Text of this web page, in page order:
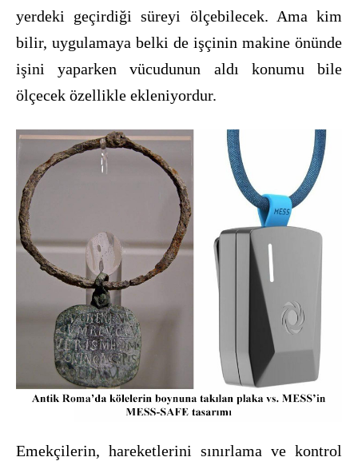
yerdeki geçirdiği süreyi ölçebilecek. Ama kim
bilir, uygulamaya belki de işçinin makine önünde
işini yaparken vücudunun aldı konumu bile
ölçecek özellikle ekleniyordur.
Emekçilerin, hareketlerini sınırlama ve kontrol